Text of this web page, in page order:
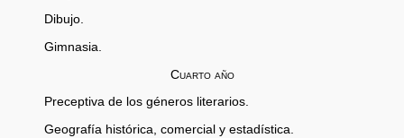
Dibujo.
Gimnasia.
Cuarto año
Preceptiva de los géneros literarios.
Geografía histórica, comercial y estadística.